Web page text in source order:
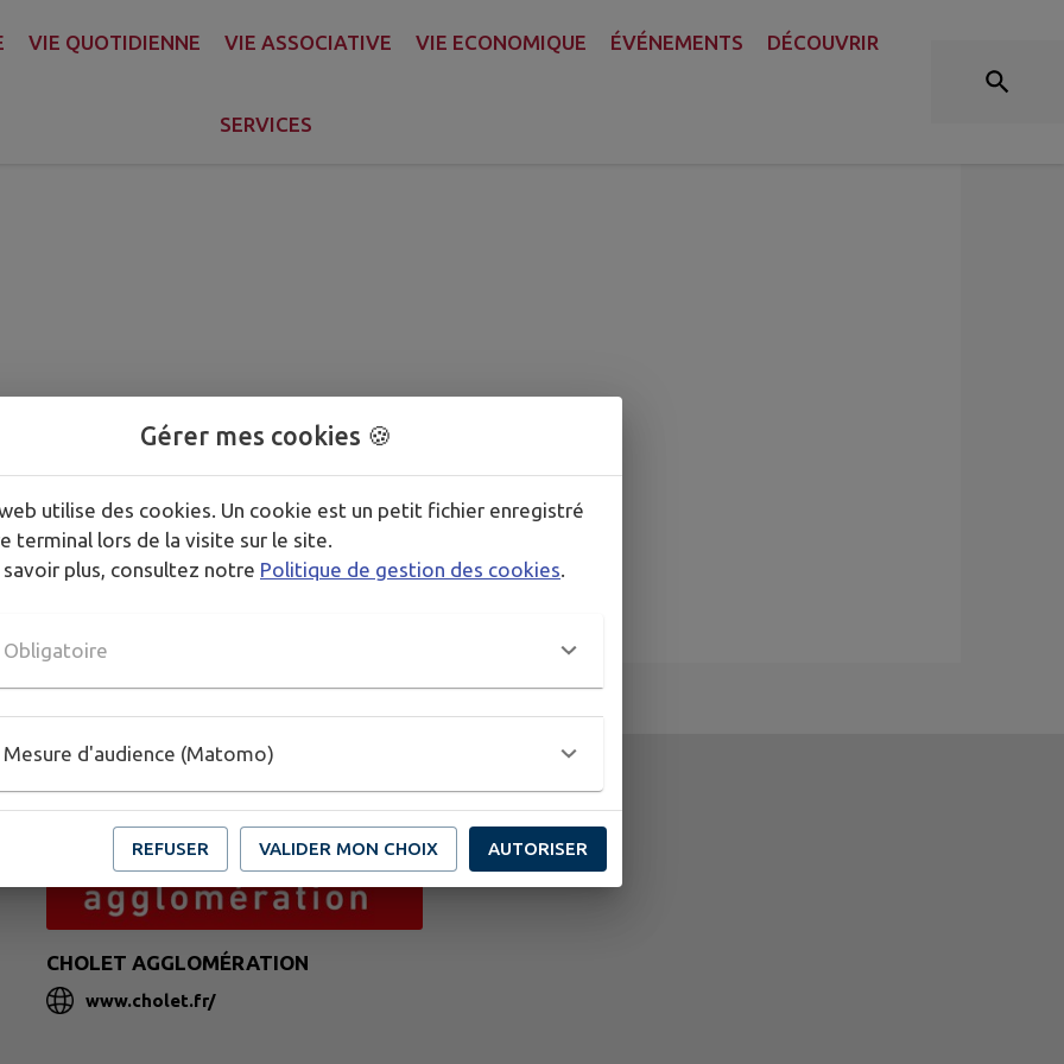
VIE QUOTIDIENNE VIE ASSOCIATIVE VIE ECONOMIQUE ÉVÉNEMENTS DÉCOUVRIR
SERVICES
CHOLET AGGLOMÉRATION
www.cholet.fr/
Gérer mes cookies 🍪
utilise des cookies. Un cookie est un petit fichier enregistré
terminal lors de la visite sur le site.
savoir plus, consultez notre Politique de gestion des cookies
Obligatoire
Mesure d'audience (Matomo)
REFUSER VALIDER MON CHOIX AUTORISER